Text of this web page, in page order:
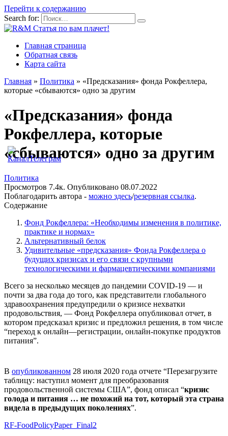
Перейти к содержанию
Search for:
Главная страница
Обратная связь
Карта сайта
Главная » Политика » «Предсказания» фонда Рокфеллера,
которые «сбываются» одно за другим
«Предсказания» фонда
Рокфеллера, которые
«сбываются» одно за другим
Политика
Просмотров 7.4к. Опубликовано 08.07.2022
Поблагодарить автора - можно здесь/резервная ссылка.
Содержание
Фонд Рокфеллера: «Необходимы изменения в политике,
практике и нормах»
Альтернативный белок
Удивительные «предсказания» Фонда Рокфеллера о
будущих кризисах и его связи с крупными
технологическими и фармацевтическими компаниями
Всего за несколько месяцев до пандемии COVID-19 — и
почти за два года до того, как представители глобального
здравоохранения предупредили о кризисе нехватки
продовольствия, — Фонд Рокфеллера опубликовал отчет, в
котором предсказал кризис и предложил решения, в том числе
“переход к онлайн—регистрации, онлайн-покупке продуктов
питания”.
В опубликованном 28 июля 2020 года отчете “Перезагрузите
таблицу: наступил момент для преобразования
продовольственной системы США”, фонд описал “кризис
голода и питания … не похожий на тот, который эта страна
видела в предыдущих поколениях”.
RF-FoodPolicyPaper_Final2